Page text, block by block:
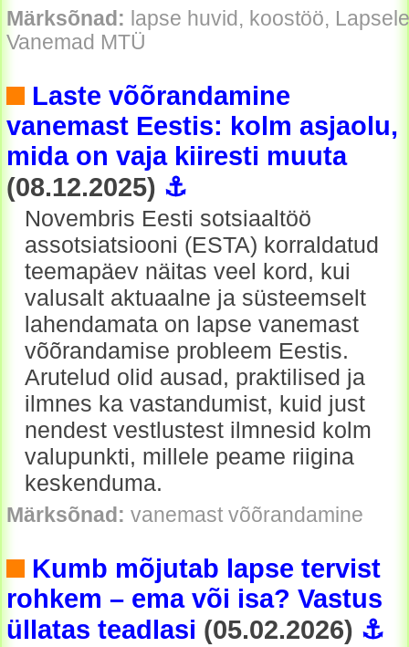
Märksõnad: lapse huvid, koostöö, Lapsele
Vanemad MTÜ
Laste võõrandamine
vanemast Eestis: kolm asjaolu,
mida on vaja kiiresti muuta
(08.12.2025) ⚓
Novembris Eesti sotsiaaltöö
assotsiatsiooni (ESTA) korraldatud
teemapäev näitas veel kord, kui
valusalt aktuaalne ja süsteemselt
lahendamata on lapse vanemast
võõrandamise probleem Eestis.
Arutelud olid ausad, praktilised ja
ilmnes ka vastandumist, kuid just
nendest vestlustest ilmnesid kolm
valupunkti, millele peame riigina
keskenduma.
Märksõnad: vanemast võõrandamine
Kumb mõjutab lapse tervist
rohkem – ema või isa? Vastus
üllatas teadlasi (05.02.2026) ⚓